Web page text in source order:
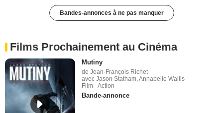
Bandes-annonces à ne pas manquer
Films Prochainement au Cinéma
Mutiny
de Jean-François Richet
avec Jason Statham, Annabelle Wallis
Film - Action
Bande-annonce